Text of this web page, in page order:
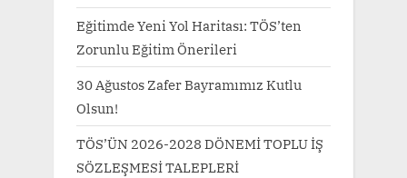
Eğitimde Yeni Yol Haritası: TÖS’ten
Zorunlu Eğitim Önerileri
30 Ağustos Zafer Bayramımız Kutlu
Olsun!
TÖS’ÜN 2026-2028 DÖNEMİ TOPLU İŞ
SÖZLEŞMESİ TALEPLERİ